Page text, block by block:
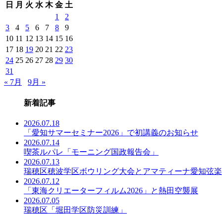
事
覧
日
月 火 水 木 金 土
1
2
3
4 5 6 7 8
9
10 11 12 13 14 15 16
17 18 19 20 21 22 23
24 25 26 27 28 29 30
31
« 7月
9月 »
新着記事
2026.07.18
「愛知サマーセミナー2026」で初講義のお知らせ
2026.07.14
喫茶ルパレ「モーニング国政報告会」
2026.07.13
瑞穂区穂波学区ボウリング大会とアマティーナ愛知弦
2026.07.12
「東海クリエーターフィルム2026」と熱田空襲展
2026.07.05
瑞穂区「堀田学区防災訓練」